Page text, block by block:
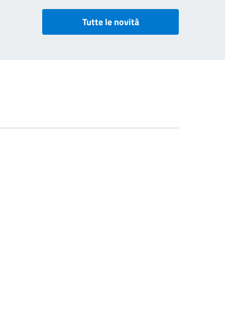
Tutte le novità